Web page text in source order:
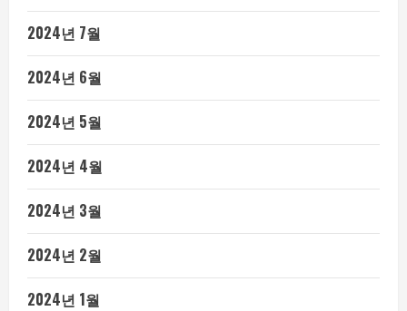
2024년 7월
2024년 6월
2024년 5월
2024년 4월
2024년 3월
2024년 2월
2024년 1월